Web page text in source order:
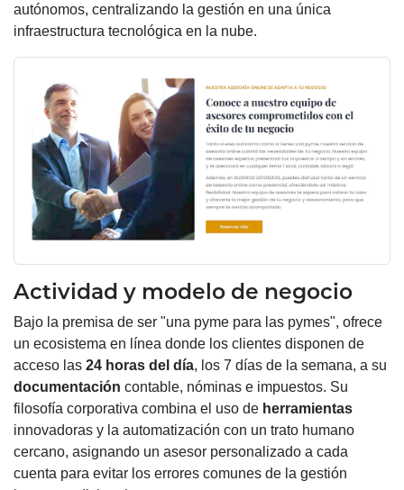
autónomos, centralizando la gestión en una única
infraestructura tecnológica en la nube.
Actividad y modelo de negocio
Bajo la premisa de ser "una pyme para las pymes", ofrece
un ecosistema en línea donde los clientes disponen de
acceso las 24 horas del día, los 7 días de la semana, a su
documentación contable, nóminas e impuestos. Su
filosofía corporativa combina el uso de herramientas
innovadoras y la automatización con un trato humano
cercano, asignando un asesor personalizado a cada
cuenta para evitar los errores comunes de la gestión